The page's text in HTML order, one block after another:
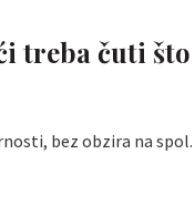
treba čuti što
bez obzira na spol.